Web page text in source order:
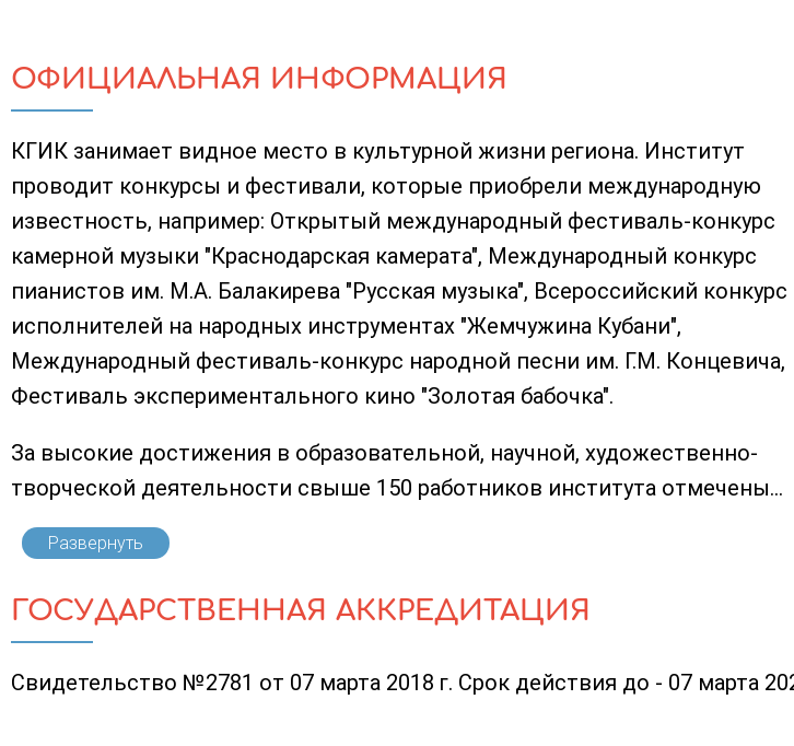
ОФИЦИАЛЬНАЯ ИНФОРМАЦИЯ
КГИК занимает видное место в культурной жизни региона. Институт
проводит конкурсы и фестивали, которые приобрели международную
известность, например: Открытый международный фестиваль-конкурс
камерной музыки "Краснодарская камерата", Международный конкурс
пианистов им. М.А. Балакирева "Русская музыка", Всероссийский конкурс
исполнителей на народных инструментах "Жемчужина Кубани",
Международный фестиваль-конкурс народной песни им. Г.М. Концевича,
Фестиваль экспериментального кино "Золотая бабочка".
За высокие достижения в образовательной, научной, художественно-
творческой деятельности свыше 150 работников института отмечены...
Развернуть
ГОСУДАРСТВЕННАЯ АККРЕДИТАЦИЯ
Свидетельство №2781 от 07 марта 2018 г. Срок действия до - 07 марта